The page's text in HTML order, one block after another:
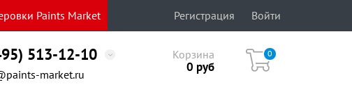
Paints Market Регистрация Войти
513-12-10
market.ru
Корзина
0 руб
0